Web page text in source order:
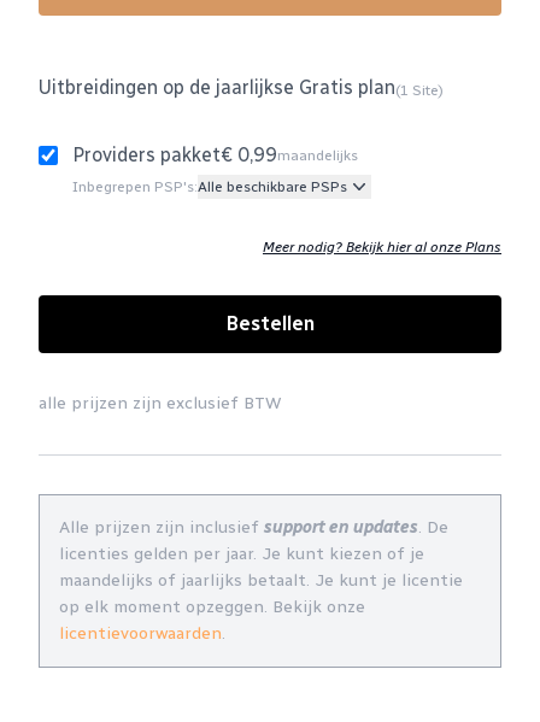
Uitbreidingen op de jaarlijkse Gratis plan(1 Site)
Providers pakket€ 0,99maandelijks
Inbegrepen PSP's:Alle beschikbare PSPs
Meer nodig? Bekijk hier al onze Plans
Bestellen
alle prijzen zijn exclusief BTW
Alle prijzen zijn inclusief support en updates. De
licenties gelden per jaar. Je kunt kiezen of je
maandelijks of jaarlijks betaalt. Je kunt je licentie
op elk moment opzeggen. Bekijk onze
licentievoorwaarden.